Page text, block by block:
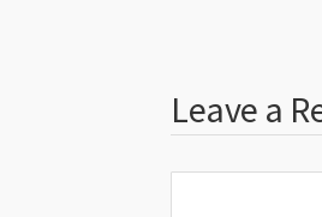
Leave a